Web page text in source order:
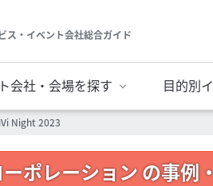
ス・イベント会社総合ガイド
会社・会場を探す 目的別
Night 2023
ポレーション の事例